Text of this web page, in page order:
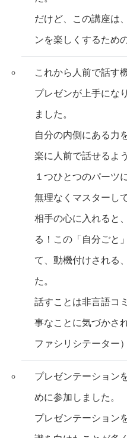
だけど、この講座は
ンを楽しくするため
これから人前で話す
プレゼンが上手にな
ました。
自分の内側にある力
楽に人前で話せるよ
１つひとつのパーツ
無理なくマスターし
相手の心に入れると
る！この「自分ごと
て、動機付けされる
た。
話すことは非言語コ
事なことに気づかさ
ファシリシテーター）
プレゼンテーション
めに参加しました。
プレゼンテーション